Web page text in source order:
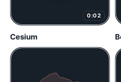
0:02
Cesium